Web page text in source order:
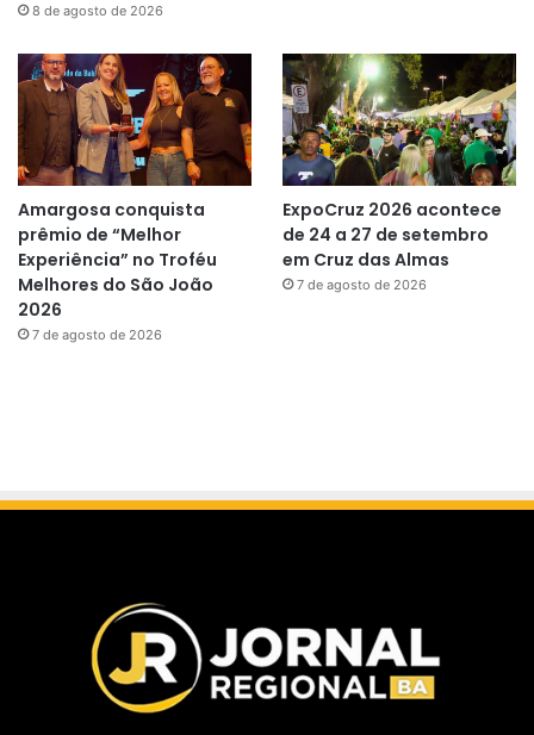
8 de agosto de 2026
Amargosa conquista
prêmio de “Melhor
Experiência” no Troféu
Melhores do São João
2026
7 de agosto de 2026
ExpoCruz 2026 acontece
de 24 a 27 de setembro
em Cruz das Almas
7 de agosto de 2026